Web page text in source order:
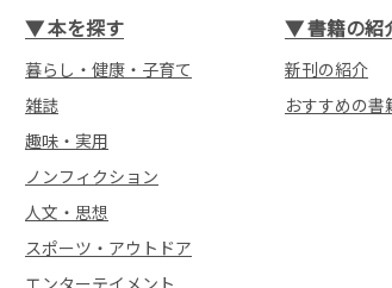
▼本を探す
暮らし・健康・子育て
雑誌
趣味・実用
ノンフィクション
人文・思想
スポーツ・アウトドア
エンターテイメント
▼書籍の紹
新刊の紹介
おすすめの書